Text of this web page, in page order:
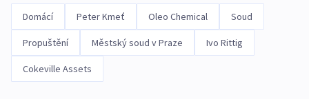
Domácí Peter Kmeť Oleo Chemical Soud
Propuštění Městský soud v Praze Ivo Rittig
Cokeville Assets